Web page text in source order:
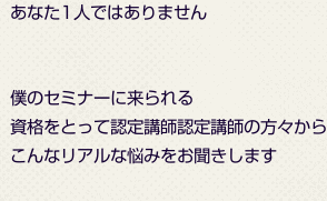
あなた1人ではありません
僕のセミナーに来られる
資格をとって認定講師認定講師の方々から
こんなリアルな悩みをお聞きします